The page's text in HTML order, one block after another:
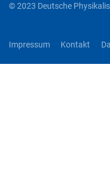
© 2023 Deutsche
Impressum Kontakt